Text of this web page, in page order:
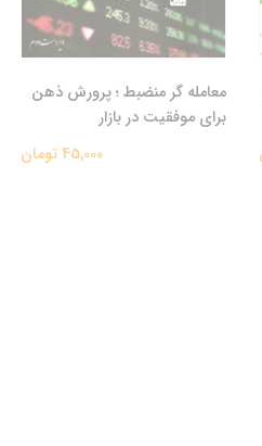
معامله گر منضبط ؛ پرورش ذهن
برای موفقیت در بازار
45,000 تومان